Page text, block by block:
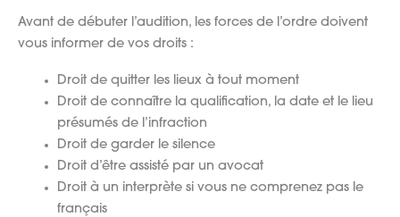
Avant de débuter l’audition, les forces de l’ordre doivent
vous informer de vos droits :
Droit de quitter les lieux à tout moment
Droit de connaître la qualification, la date et le lieu
présumés de l’infraction
Droit de garder le silence
Droit d’être assisté par un avocat
Droit à un interprète si vous ne comprenez pas le
français